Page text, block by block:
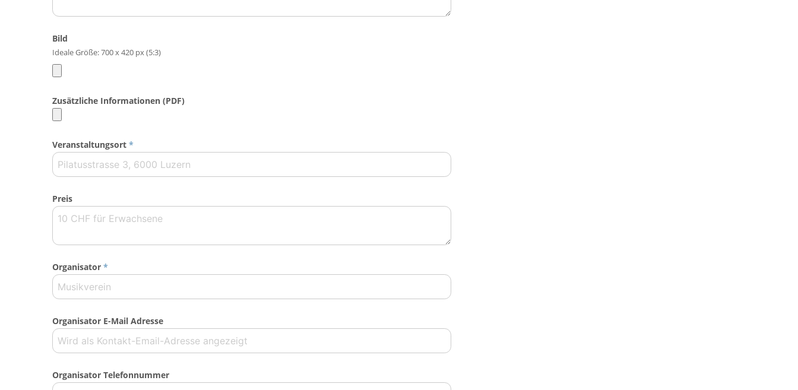
Bild
Ideale Größe: 700 x 420 px (5:3)
Zusätzliche Informationen (PDF)
Veranstaltungsort *
Preis
Organisator *
Organisator E-Mail Adresse
Organisator Telefonnummer